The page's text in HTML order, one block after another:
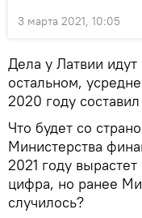
3 марта 2021, 10:05
Дела у Латвии
остальном,
2020 году
Что будет со
Министерства
2021 году
цифра, но ранее
случилось?